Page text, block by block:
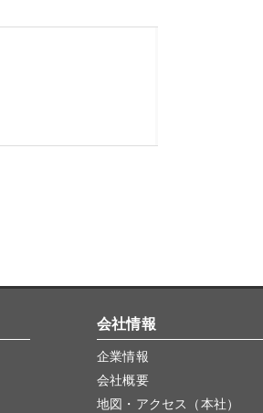
会社情報
企業情報
会社概要
地図・アクセス（本社）